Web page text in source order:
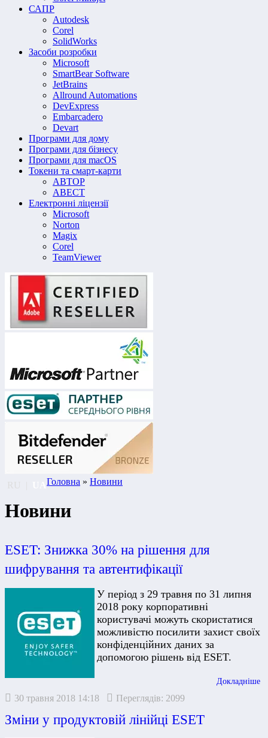
САПР
Autodesk
Corel
SolidWorks
Засоби розробки
Microsoft
SmartBear Software
JetBrains
Allround Automations
DevExpress
Embarcadero
Devart
Програми для дому
Програми для бізнесу
Програми для macOS
Токени та смарт-карти
АВТОР
АВЕСТ
Електронні ліцензії
Microsoft
Norton
Magix
Corel
TeamViewer
Головна » Новини
Новини
ESET: Знижка 30% на рішення для
шифрування та автентифікації
У період з 29 травня по 31 липня
2018 року корпоративні
користувачі можуть скористатися
можливістю посилити захист своїх
конфіденційних даних за
допомогою рішень від ESET.
Докладніше
30 травня 2018 14:18 Переглядів: 2099
Зміни у продуктовій лінійці ESET